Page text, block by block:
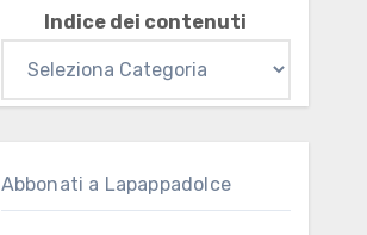
Indice dei contenuti
Abbonati a Lapappadolce